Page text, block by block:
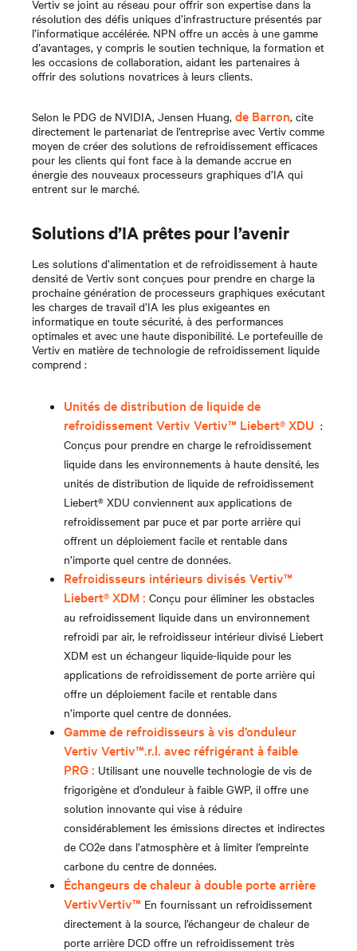
Vertiv se joint au réseau pour offrir son expertise dans la
résolution des défis uniques d’infrastructure présentés par
l’informatique accélérée. NPN offre un accès à une gamme
d’avantages, y compris le soutien technique, la formation et
les occasions de collaboration, aidant les partenaires à
offrir des solutions novatrices à leurs clients.
Selon le PDG de NVIDIA, Jensen Huang, de Barron, cite
directement le partenariat de l’entreprise avec Vertiv comme
moyen de créer des solutions de refroidissement efficaces
pour les clients qui font face à la demande accrue en
énergie des nouveaux processeurs graphiques d’IA qui
entrent sur le marché.
Solutions d’IA prêtes pour l’avenir
Les solutions d’alimentation et de refroidissement à haute
densité de Vertiv sont conçues pour prendre en charge la
prochaine génération de processeurs graphiques exécutant
les charges de travail d’IA les plus exigeantes en
informatique en toute sécurité, à des performances
optimales et avec une haute disponibilité. Le portefeuille de
Vertiv en matière de technologie de refroidissement liquide
comprend :
Unités de distribution de liquide de
refroidissement Vertiv Vertiv™ Liebert®XDU :
Conçus pour prendre en charge le refroidissement
liquide dans les environnements à haute densité, les
unités de distribution de liquide de refroidissement
Liebert® XDU conviennent aux applications de
refroidissement par puce et par porte arrière qui
offrent un déploiement facile et rentable dans
n’importe quel centre de données.
Refroidisseurs intérieurs divisés Vertiv™
Liebert® XDM : Conçu pour éliminer les obstacles
au refroidissement liquide dans un environnement
refroidi par air, le refroidisseur intérieur divisé Liebert
XDM est un échangeur liquide-liquide pour les
applications de refroidissement de porte arrière qui
offre un déploiement facile et rentable dans
n’importe quel centre de données.
Gamme de refroidisseurs à vis d’onduleur
Vertiv Vertiv™.r.l. avec réfrigérant à faible
PRG : Utilisant une nouvelle technologie de vis de
frigorigène et d’onduleur à faible GWP, il offre une
solution innovante qui vise à réduire
considérablement les émissions directes et indirectes
de CO2e dans l’atmosphère et à limiter l’empreinte
carbone du centre de données.
Échangeurs de chaleur à double porte arrière
VertivVertiv™ En fournissant un refroidissement
directement à la source, l’échangeur de chaleur de
porte arrière DCD offre un refroidissement très